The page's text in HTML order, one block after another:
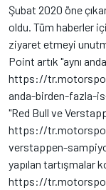
Şubat 2020 öne
oldu. Tüm haberler
ziyaret etmeyi
Point artık "aynı
https://
anda-birden-fazla-
"Red Bull ve
https://
verstappen-
yapılan tartışmalar
https://